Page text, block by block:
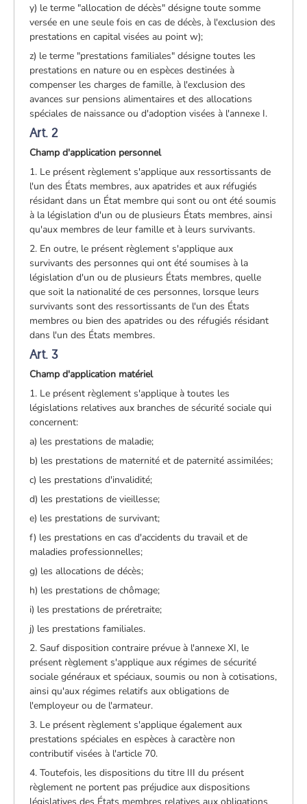
y) le terme "allocation de décès" désigne toute somme
versée en une seule fois en cas de décès, à l'exclusion des
prestations en capital visées au point w);
z) le terme "prestations familiales" désigne toutes les
prestations en nature ou en espèces destinées à
compenser les charges de famille, à l'exclusion des
avances sur pensions alimentaires et des allocations
spéciales de naissance ou d'adoption visées à l'annexe I.
Art. 2
Champ d'application personnel
1. Le présent règlement s'applique aux ressortissants de
l'un des États membres, aux apatrides et aux réfugiés
résidant dans un État membre qui sont ou ont été soumis
à la législation d'un ou de plusieurs États membres, ainsi
qu'aux membres de leur famille et à leurs survivants.
2. En outre, le présent règlement s'applique aux
survivants des personnes qui ont été soumises à la
législation d'un ou de plusieurs États membres, quelle
que soit la nationalité de ces personnes, lorsque leurs
survivants sont des ressortissants de l'un des États
membres ou bien des apatrides ou des réfugiés résidant
dans l'un des États membres.
Art. 3
Champ d'application matériel
1. Le présent règlement s'applique à toutes les
législations relatives aux branches de sécurité sociale qui
concernent:
a) les prestations de maladie;
b) les prestations de maternité et de paternité assimilées;
c) les prestations d'invalidité;
d) les prestations de vieillesse;
e) les prestations de survivant;
f) les prestations en cas d'accidents du travail et de
maladies professionnelles;
g) les allocations de décès;
h) les prestations de chômage;
i) les prestations de préretraite;
j) les prestations familiales.
2. Sauf disposition contraire prévue à l'annexe XI, le
présent règlement s'applique aux régimes de sécurité
sociale généraux et spéciaux, soumis ou non à cotisations,
ainsi qu'aux régimes relatifs aux obligations de
l'employeur ou de l'armateur.
3. Le présent règlement s'applique également aux
prestations spéciales en espèces à caractère non
contributif visées à l'article 70.
4. Toutefois, les dispositions du titre III du présent
règlement ne portent pas préjudice aux dispositions
législatives des États membres relatives aux obligations